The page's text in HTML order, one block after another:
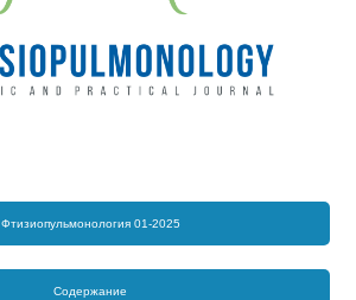
Фтизиопульмонология 01-2025
Содержание